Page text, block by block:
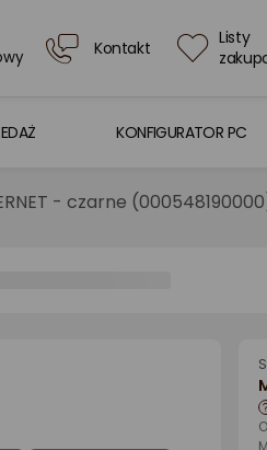
Kontakt
Listy
KONFIGURATOR PC
- czarne